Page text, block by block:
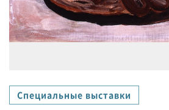
Специальные выставки